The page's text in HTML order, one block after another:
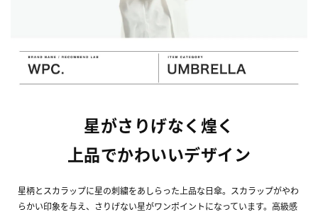
星がさりげなく煌く
上品でかわいいデザイン
星柄とスカラップに星の刺繍をあしらった上品な日傘。スカラップがやわ
らかい印象を与え、さりげない星がワンポイントになっています。高級感